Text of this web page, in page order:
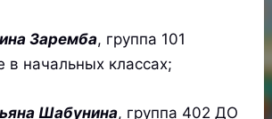
Заремба, группа 101
в начальных классах;
Шабунина, группа 402 ДО